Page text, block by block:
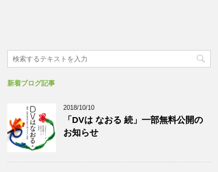
新着ブログ記事
2018/10/10
「DVは なおる 続」一部無料公開の
お知らせ